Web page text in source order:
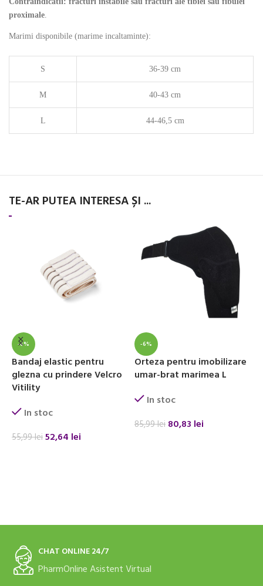
proximale.
Marimi disponibile (marime incaltaminte):
S 36-39 cm
M 40-43 cm
L 44-46,5 cm
TE-AR PUTEA INTERESA ȘI ...
-6%
Bandaj elastic pentru
glezna cu prindere Velcro
Vitility
In stoc
55,99lei52,64 lei
-6%
Orteza pentru imobilizare
umar-brat marimea L
In stoc
85,99lei 80,83 lei
CHAT ONLINE 24/7
PharmOnline Asistent Virtual